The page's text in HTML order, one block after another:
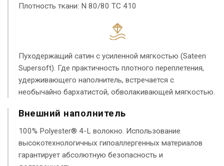
Плотность ткани: N 80/80 TC 410
Пуходержащий сатин с усиленной мягкостью (Sateen
Supersoft). Где практичность плотного переплетения,
удерживающего наполнитель, встречается с
необычайно бархатистой, обволакивающей мягкостью.
Внешний наполнитель
100% Polyester® 4-L волокно. Использование
высокотехнологичных гипоаллергенных материалов
гарантирует абсолютную безопасность и